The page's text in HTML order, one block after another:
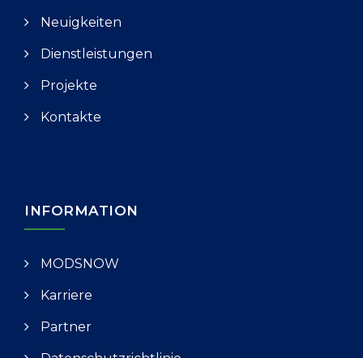
Neuigkeiten
Dienstleistungen
Projekte
Kontakte
INFORMATION
MODSNOW
Karriere
Partner